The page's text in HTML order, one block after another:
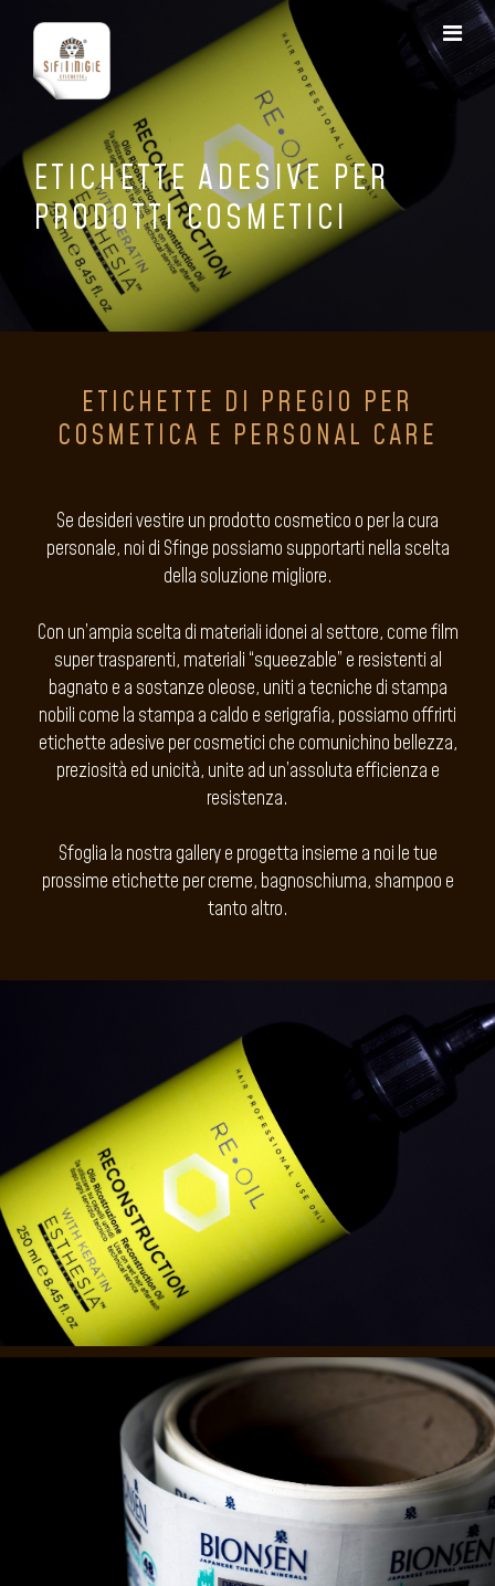
ETICHETTE ADESIVE PER
PRODOTTI COSMETICI
ETICHETTE DI PREGIO PER
COSMETICA E PERSONAL CARE
Se desideri vestire un prodotto cosmetico o per la cura
personale, noi di Sfinge possiamo supportarti nella scelta
della soluzione migliore.
Con un’ampia scelta di materiali idonei al settore, come film
super trasparenti, materiali “squeezable” e resistenti al
bagnato e a sostanze oleose, uniti a tecniche di stampa
nobili come la stampa a caldo e serigrafia, possiamo offrirti
etichette adesive per cosmetici che comunichino bellezza,
preziosità ed unicità, unite ad un’assoluta efficienza e
resistenza.
Sfoglia la nostra gallery e progetta insieme a noi le tue
prossime etichette per creme, bagnoschiuma, shampoo e
tanto altro.